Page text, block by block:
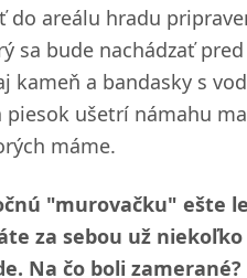
do areálu hradu
sa bude nachádzať pred
kameň a bandasky s
piesok ušetrí námahu
máme.
"murovačku" ešte
za sebou už niekoľko
Na čo boli zamerané?